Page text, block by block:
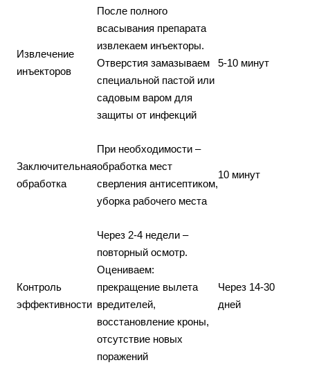
Извлечение
инъекторов
После полного
всасывания препарата
извлекаем инъекторы.
Отверстия замазываем
специальной пастой или
садовым варом для
защиты от инфекций
5-10 минут
Заключительная
обработка
При необходимости –
обработка мест
сверления антисептиком,
уборка рабочего места
10 минут
Контроль
эффективности
Через 2-4 недели –
повторный осмотр.
Оцениваем:
прекращение вылета
вредителей,
восстановление кроны,
отсутствие новых
поражений
Через 14-30
дней